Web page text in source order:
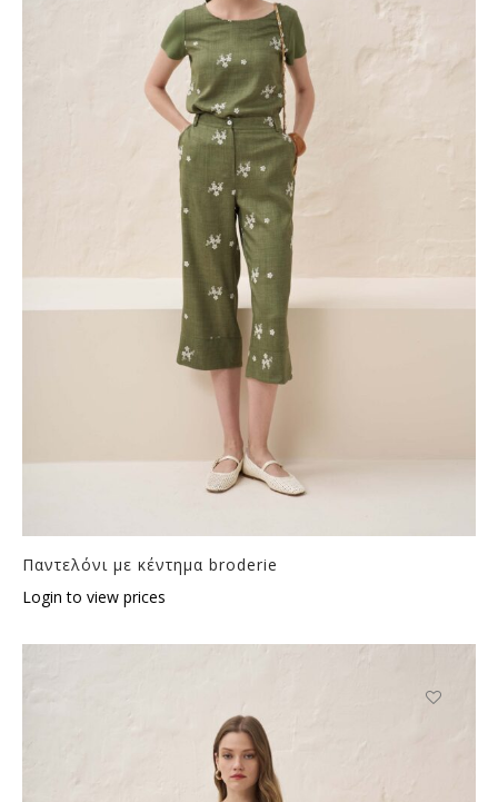
Παντελόνι με κέντημα broderie
Login to view prices